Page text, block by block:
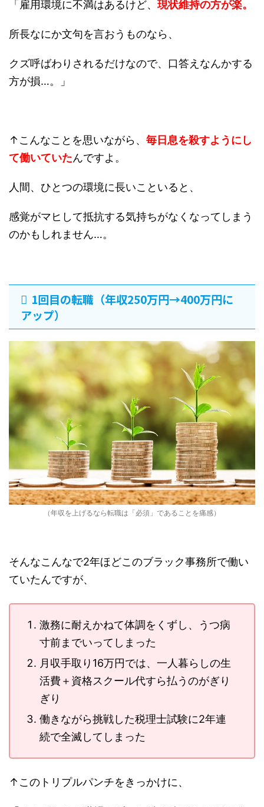
「雇用環境に不満はあるけど、 現状維持の方が楽。
所長なにか文句を言おうものなら、
クズ呼ばわりされるだけなので、口答えなんかする
方が損…。」
↑こんなことを思いながら、 毎日息を殺すようにし
て働いていたんですよ。
人間、ひとつの環境に長いこといると、
感覚がマヒして抵抗する気持ちがなくなってしまう
のかもしれません…。
1回目の転職（年収250万円→400万円に
アップ）
（年収を上げるなら転職は「必須」であることを痛感）
そんなこんなで2年ほどこのブラック事務所で働い
ていたんですが、
激務に耐えかねて体調をくずし、うつ病
寸前までいってしまった
月収手取り16万円では、一人暮らしの生
活費＋資格スクール代すら払うのがぎり
ぎり
働きながら挑戦した税理士試験に2年連
続で全滅してしまった
↑このトリプルパンチをきっかけに、